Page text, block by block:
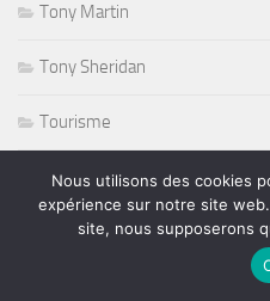
Tony Martin
Tony Sheridan
Tourisme
triathlon
Nous utilisons des cookies
expérience sur notre site
site, nous supposerons